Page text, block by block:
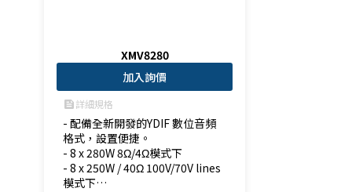
XMV8280
加入詢價
feed詳細規格
- 配備全新開發的YDIF 數位音頻
格式，設置便捷。
- 8 x 280W 8Ω/4Ω模式下
- 8 x 250W / 40Ω 100V/70V lines
模式下